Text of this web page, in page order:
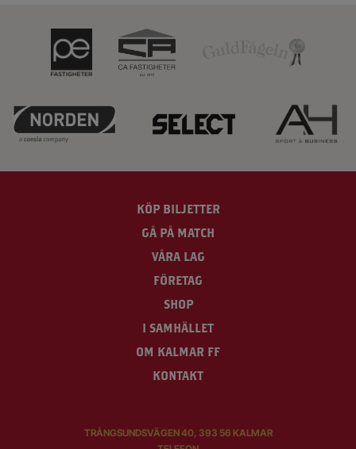
KÖP BILJETTER
GÅ PÅ MATCH
VÅRA LAG
FÖRETAG
SHOP
I SAMHÄLLET
OM KALMAR FF
KONTAKT
TRÅNGSUNDSVÄGEN 40, 393 56 KALMAR